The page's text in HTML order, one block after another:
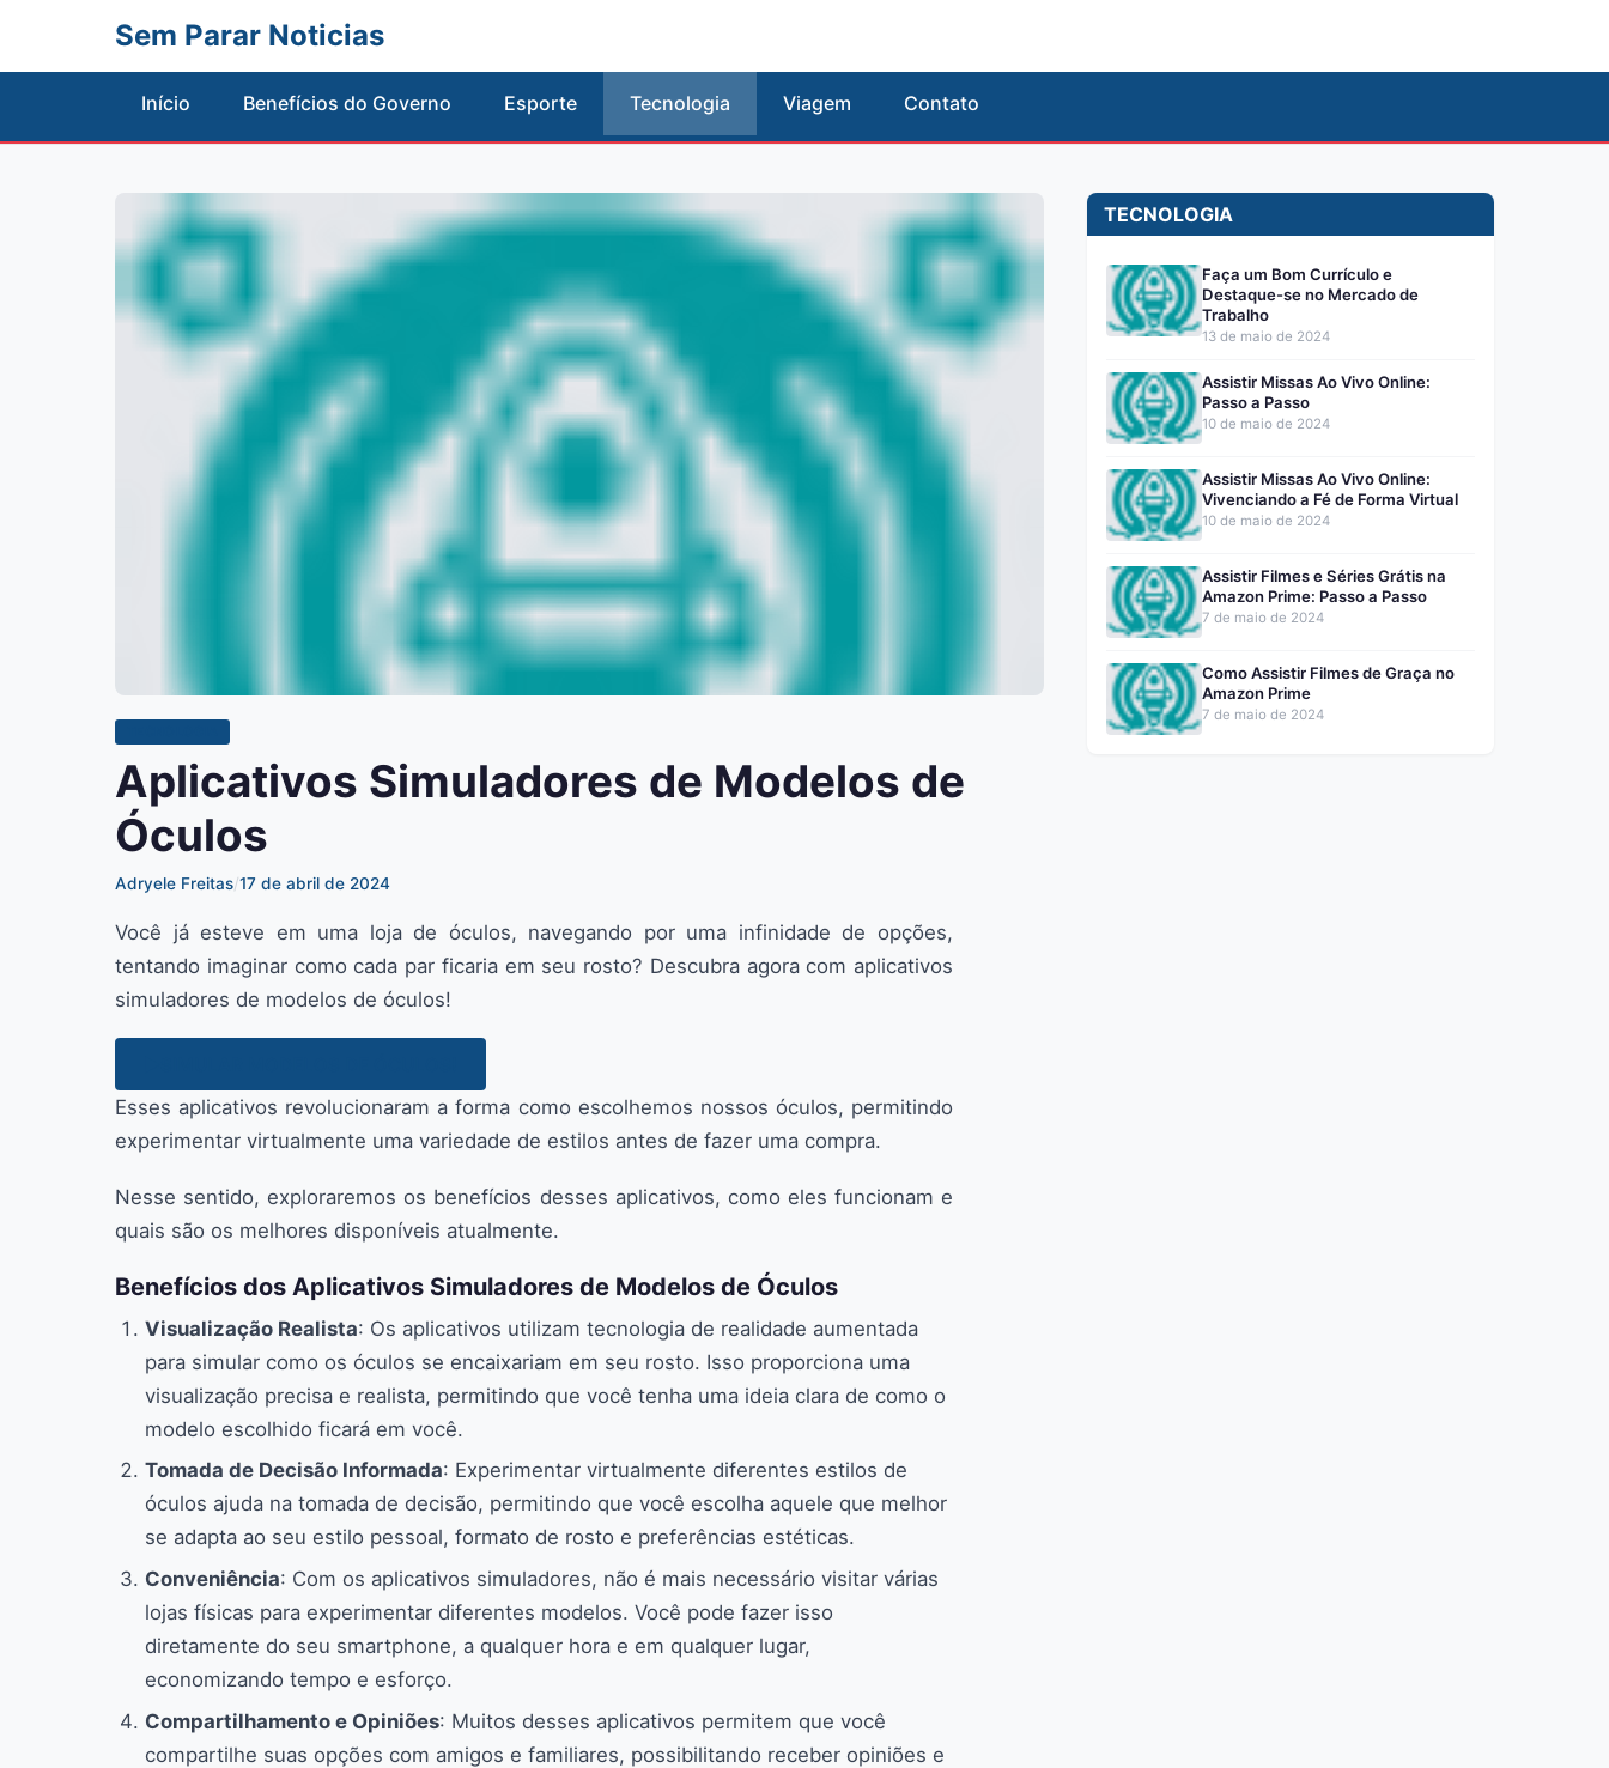
Sem Parar Noticias
Início Benefícios do Governo Esporte Tecnologia Viagem Contato
Aplicativos Simuladores de Modelos de
Óculos
Adryele Freitas/17 de abril de 2024
Você já esteve em uma loja de óculos, navegando por uma infinidade de opções,
tentando imaginar como cada par ficaria em seu rosto? Descubra agora com aplicativos
simuladores de modelos de óculos!
Esses aplicativos revolucionaram a forma como escolhemos nossos óculos, permitindo
experimentar virtualmente uma variedade de estilos antes de fazer uma compra.
Nesse sentido, exploraremos os benefícios desses aplicativos, como eles funcionam e
quais são os melhores disponíveis atualmente.
Benefícios dos Aplicativos Simuladores de Modelos de Óculos
Visualização Realista: Os aplicativos utilizam tecnologia de realidade aumentada
para simular como os óculos se encaixariam em seu rosto. Isso proporciona uma
visualização precisa e realista, permitindo que você tenha uma ideia clara de como o
modelo escolhido ficará em você.
Tomada de Decisão Informada: Experimentar virtualmente diferentes estilos de
óculos ajuda na tomada de decisão, permitindo que você escolha aquele que melhor
se adapta ao seu estilo pessoal, formato de rosto e preferências estéticas.
Conveniência: Com os aplicativos simuladores, não é mais necessário visitar várias
lojas físicas para experimentar diferentes modelos. Você pode fazer isso
diretamente do seu smartphone, a qualquer hora e em qualquer lugar,
economizando tempo e esforço.
Compartilhamento e Opiniões: Muitos desses aplicativos permitem que você
compartilhe suas opções com amigos e familiares, possibilitando receber opiniões e
TECNOLOGIA
Faça um Bom Currículo e
Destaque-se no Mercado de
Trabalho
13 de maio de 2024
Assistir Missas Ao Vivo Online:
Passo a Passo
10 de maio de 2024
Assistir Missas Ao Vivo Online:
Vivenciando a Fé de Forma Virtual
10 de maio de 2024
Assistir Filmes e Séries Grátis na
Amazon Prime: Passo a Passo
7 de maio de 2024
Como Assistir Filmes de Graça no
Amazon Prime
7 de maio de 2024